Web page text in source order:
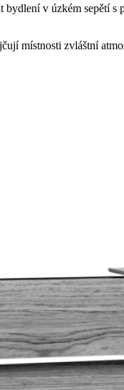
v úzkém sepětí
místnosti zvláštní